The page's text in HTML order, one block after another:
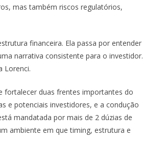
mas também riscos regulatórios,
financeira. Ela passa por entender
narrativa consistente para o investidor.
Lorenci.
fortalecer duas frentes importantes do
e potenciais investidores, e a condução
mandatada por mais de 2 dúzias de
ambiente em que timing, estrutura e